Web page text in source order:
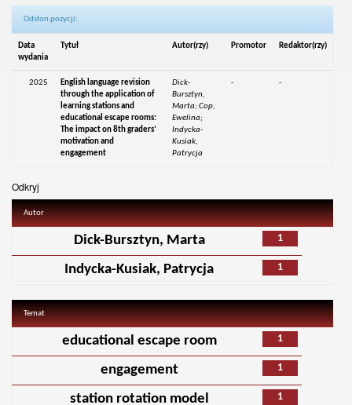
Odsłon pozycji:
Data
wydania
Tytuł Autor(rzy) Promotor Redaktor(rzy)
2025
English language revision
through the application of
learning stations and
educational escape rooms:
The impact on 8th graders’
motivation and
engagement
Dick-
Bursztyn,
Marta; Cop,
Ewelina;
Indycka-
Kusiak,
Patrycja
- -
Odkryj
Autor
1
Dick-Bursztyn, Marta
1
Indycka-Kusiak, Patrycja
Temat
1
educational escape room
1
engagement
1
station rotation model